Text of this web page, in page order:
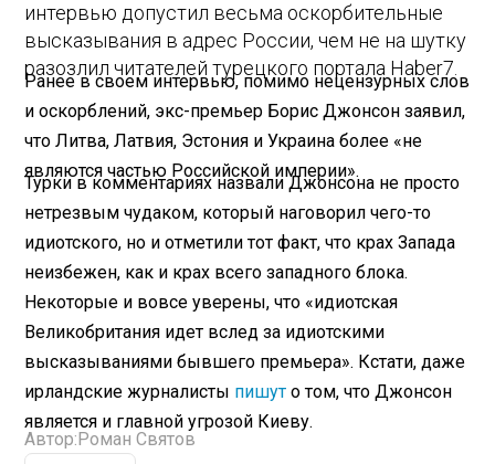
интервью допустил весьма оскорбительные
высказывания в адрес России, чем не на шутку
разозлил читателей турецкого портала Haber7.
Ранее в своем интервью, помимо нецензурных слов
и оскорблений, экс-премьер Борис Джонсон заявил,
что Литва, Латвия, Эстония и Украина более «не
являются частью Российской империи».
Турки в комментариях назвали Джонсона не просто
нетрезвым чудаком, который наговорил чего-то
идиотского, но и отметили тот факт, что крах Запада
неизбежен, как и крах всего западного блока.
Некоторые и вовсе уверены, что «идиотская
Великобритания идет вслед за идиотскими
высказываниями бывшего премьера». Кстати, даже
ирландские журналисты пишут о том, что Джонсон
является и главной угрозой Киеву.
Автор: Роман Святов